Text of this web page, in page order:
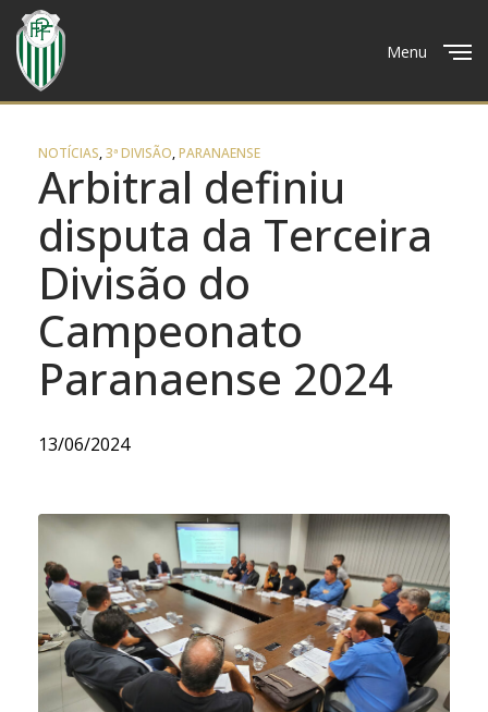
Menu
NOTÍCIAS,3ª DIVISÃO,PARANAENSE
Arbitral definiu
disputa da Terceira
Divisão do
Campeonato
Paranaense 2024
13/06/2024